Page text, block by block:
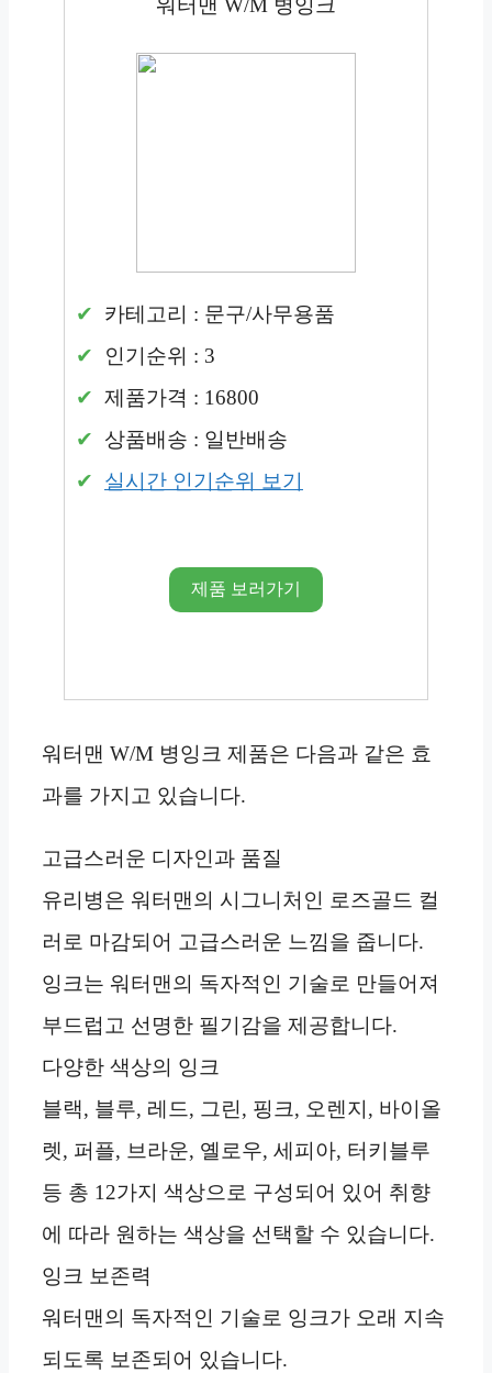
카테고리 : 문구/사무용품
인기순위 : 3
제품가격 : 16800
상품배송 : 일반배송
실시간 인기순위 보기
제품 보러가기
워터맨 W/M 병잉크 제품은 다음과 같은 효
과를 가지고 있습니다.
고급스러운 디자인과 품질
유리병은 워터맨의 시그니처인 로즈골드 컬
러로 마감되어 고급스러운 느낌을 줍니다.
잉크는 워터맨의 독자적인 기술로 만들어져
부드럽고 선명한 필기감을 제공합니다.
다양한 색상의 잉크
블랙, 블루, 레드, 그린, 핑크, 오렌지, 바이올
렛, 퍼플, 브라운, 옐로우, 세피아, 터키블루
등 총 12가지 색상으로 구성되어 있어 취향
에 따라 원하는 색상을 선택할 수 있습니다.
잉크 보존력
워터맨의 독자적인 기술로 잉크가 오래 지속
되도록 보존되어 있습니다.